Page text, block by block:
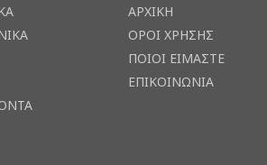
ΑΡΧΙΚΗ
ΟΡΟΙ ΧΡΗΣΗΣ
ΠΟΙΟΙ ΕΙΜΑΣΤΕ
ΕΠΙΚΟΙΝΩΝΙΑ